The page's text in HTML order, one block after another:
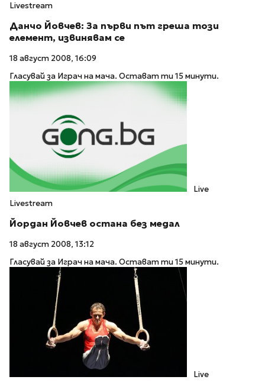
Livestream
Данчо Йовчев: За първи път греша този
елемент, извинявам се
18 август 2008, 16:09
Гласувай за Играч на мача. Остават ти 15 минути.
Live
Livestream
Йордан Йовчев остана без медал
18 август 2008, 13:12
Гласувай за Играч на мача. Остават ти 15 минути.
Live